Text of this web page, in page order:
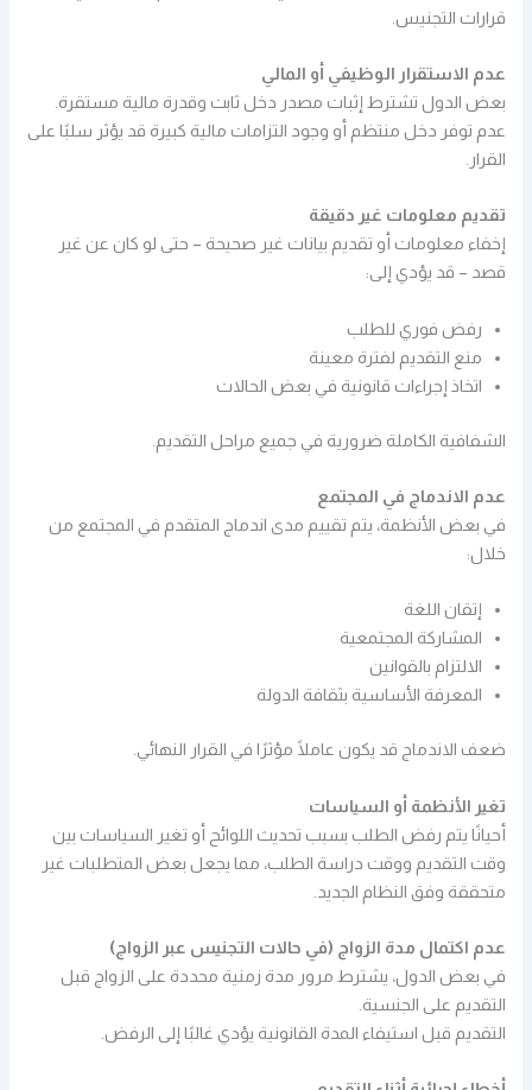
قرارات التجنيس.
عدم الاستقرار الوظيفي أو المالي
بعض الدول تشترط إثبات مصدر دخل ثابت وقدرة مالية مستقرة.
عدم توفر دخل منتظم أو وجود التزامات مالية كبيرة قد يؤثر سلبًا على
القرار.
تقديم معلومات غير دقيقة
إخفاء معلومات أو تقديم بيانات غير صحيحة – حتى لو كان عن غير
قصد – قد يؤدي إلى:
رفض فوري للطلب
منع التقديم لفترة معينة
اتخاذ إجراءات قانونية في بعض الحالات
الشفافية الكاملة ضرورية في جميع مراحل التقديم.
عدم الاندماج في المجتمع
في بعض الأنظمة، يتم تقييم مدى اندماج المتقدم في المجتمع من
خلال:
إتقان اللغة
المشاركة المجتمعية
الالتزام بالقوانين
المعرفة الأساسية بثقافة الدولة
ضعف الاندماج قد يكون عاملًا مؤثرًا في القرار النهائي.
تغير الأنظمة أو السياسات
أحيانًا يتم رفض الطلب بسبب تحديث اللوائح أو تغير السياسات بين
وقت التقديم ووقت دراسة الطلب، مما يجعل بعض المتطلبات غير
متحققة وفق النظام الجديد.
عدم اكتمال مدة الزواج (في حالات التجنيس عبر الزواج)
في بعض الدول، يشترط مرور مدة زمنية محددة على الزواج قبل
التقديم على الجنسية.
التقديم قبل استيفاء المدة القانونية يؤدي غالبًا إلى الرفض.